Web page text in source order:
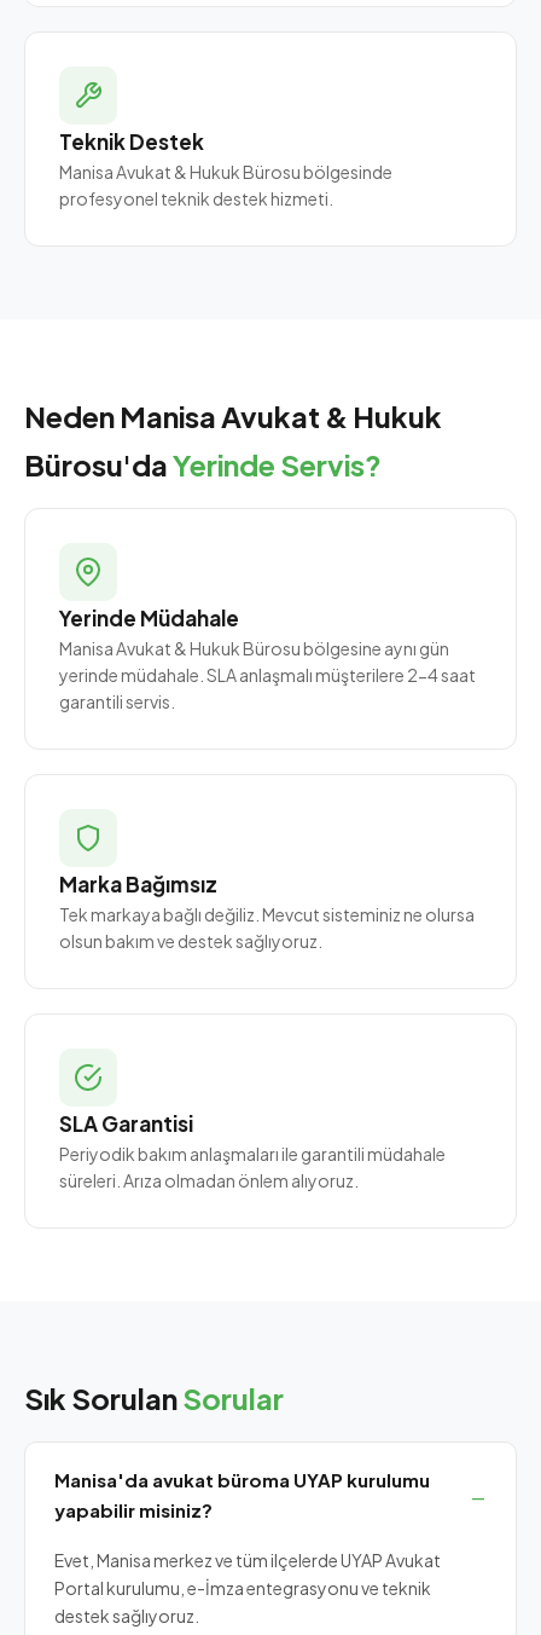
Teknik Destek
Manisa Avukat & Hukuk Bürosu bölgesinde
profesyonel teknik destek hizmeti.
Neden Manisa Avukat & Hukuk
Bürosu'daYerinde Servis?
Yerinde Müdahale
Manisa Avukat & Hukuk Bürosu bölgesine aynı gün
yerinde müdahale. SLA anlaşmalı müşterilere 2-4 saat
garantili servis.
Marka Bağımsız
Tek markaya bağlı değiliz. Mevcut sisteminiz ne olursa
olsun bakım ve destek sağlıyoruz.
SLA Garantisi
Periyodik bakım anlaşmaları ile garantili müdahale
süreleri. Arıza olmadan önlem alıyoruz.
Sık SorulanSorular
Manisa'da avukat büroma UYAP kurulumu
yapabilir misiniz?
Evet, Manisa merkez ve tüm ilçelerde UYAP Avukat
Portal kurulumu, e-İmza entegrasyonu ve teknik
destek sağlıyoruz.